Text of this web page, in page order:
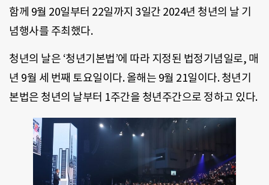
함께 9월 20일부터 22일까지 3일간 2024년 청년의 날 기
념행사를 주최했다.
청년의 날은 ‘청년기본법’에 따라 지정된 법정기념일로, 매
년 9월 세 번째 토요일이다. 올해는 9월 21일이다. 청년기
본법은 청년의 날부터 1주간을 청년주간으로 정하고 있다.